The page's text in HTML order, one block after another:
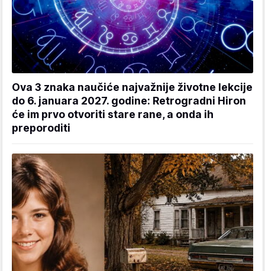
Ova 3 znaka naučiće najvažnije životne lekcije
do 6. januara 2027. godine: Retrogradni Hiron
će im prvo otvoriti stare rane, a onda ih
preporoditi